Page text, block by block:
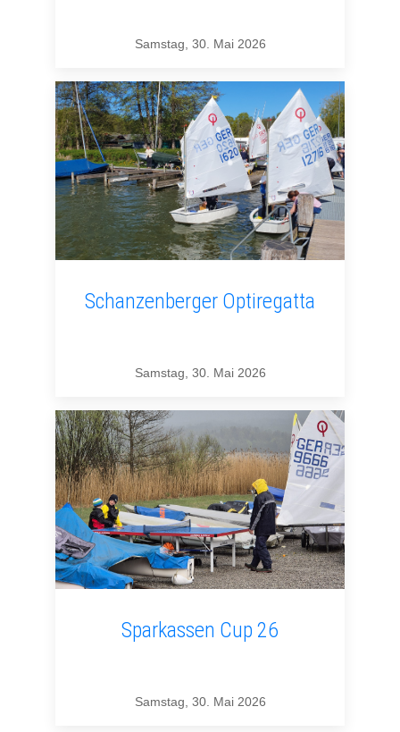
Samstag, 30. Mai 2026
Schanzenberger Optiregatta
Samstag, 30. Mai 2026
Sparkassen Cup 26
Samstag, 30. Mai 2026